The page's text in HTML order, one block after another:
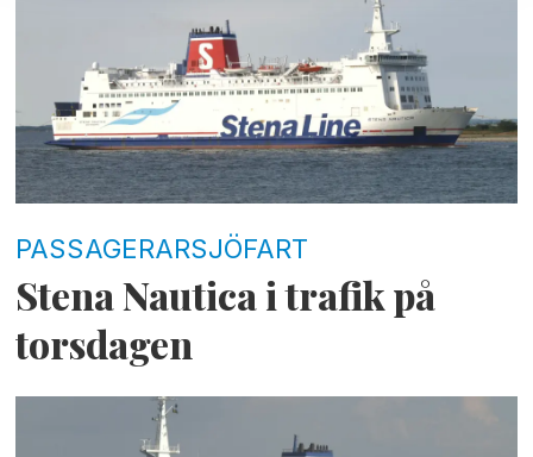
PASSAGERARSJÖFART
Stena Nautica i trafik på
torsdagen